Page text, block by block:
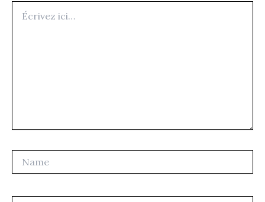
ici…